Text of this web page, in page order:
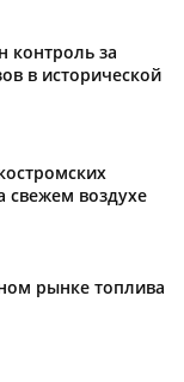
контроль за
в исторической
свежем воздухе
рынке топлива